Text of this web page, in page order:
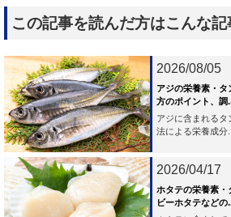
この記事を読んだ方はこんな
2026/08/05
アジの栄養素・
方のポイント、調
アジに含まれるタ
法による栄養成分...
2026/04/17
ホタテの栄養素・
ビーホタテなどの